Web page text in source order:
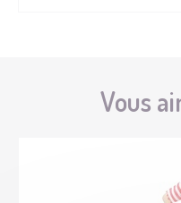
Vous